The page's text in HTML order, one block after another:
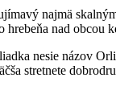
najmä
hrebeňa nad
nesie názov
stretnete